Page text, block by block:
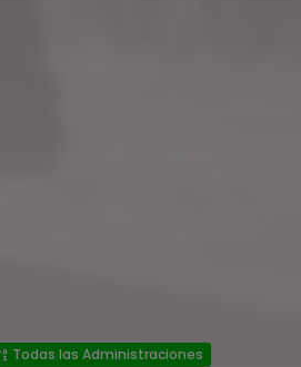
Todas las Administraciones